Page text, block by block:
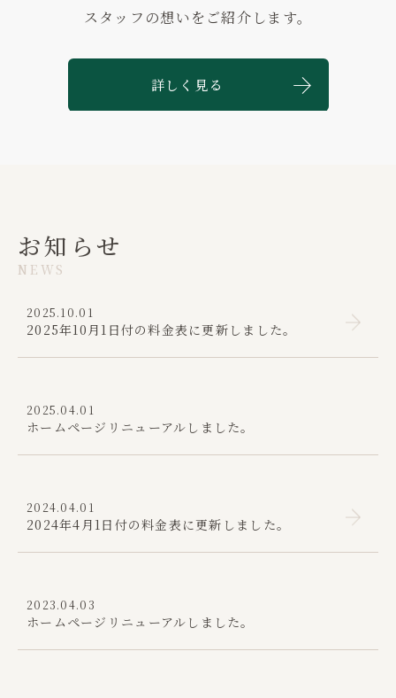
スタッフの想いをご紹介します。
詳しく見る
お知らせ
NEWS
2025.10.01
2025年10月1日付の料金表に更新しました。
2025.04.01
ホームページリニューアルしました。
2024.04.01
2024年4月1日付の料金表に更新しました。
2023.04.03
ホームページリニューアルしました。